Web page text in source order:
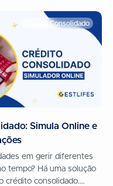
Crédito Consolidado
Simula Online e
em gerir diferentes
tempo? Há uma solução
crédito consolidado.